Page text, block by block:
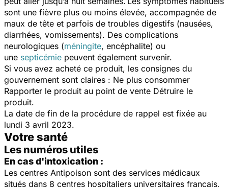
sont une fièvre plus ou moins élevée, accompagnée de
maux de tête et parfois de troubles digestifs (nausées,
diarrhées, vomissements). Des complications
neurologiques (méningite, encéphalite) ou
une septicémie peuvent également survenir.
Si vous avez acheté ce produit, les consignes du
gouvernement sont claires : Ne plus consommer
Rapporter le produit au point de vente Détruire le
produit.
La date de fin de la procédure de rappel est fixée au
lundi 3 avril 2023.
Votre santé
Les numéros utiles
En cas d'intoxication :
Les centres Antipoison sont des services médicaux
situés dans 8 centres hospitaliers universitaires français,